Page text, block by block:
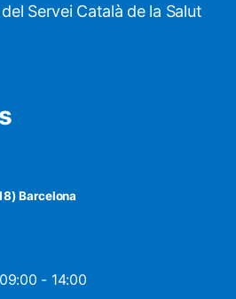
Servei Català de la Salut
Barcelona
09:00 - 14:00